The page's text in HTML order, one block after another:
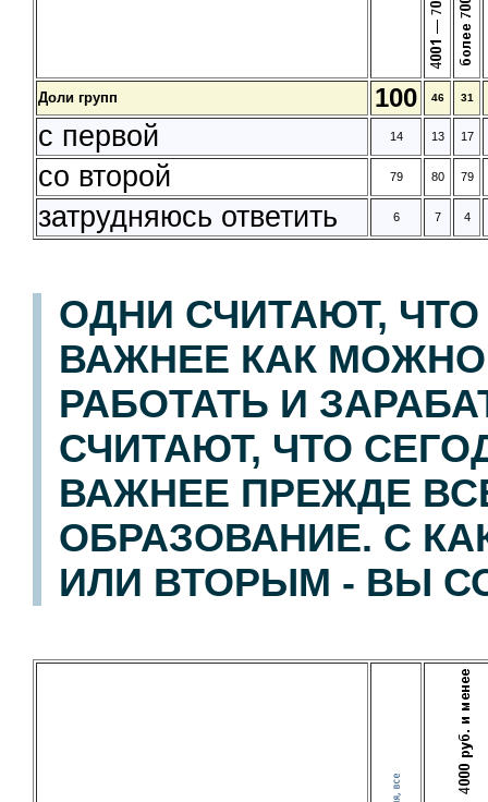
Доли групп 100 46 31
с первой 14 13 17
со второй 79 80 79
затрудняюсь ответить 6 7 4
ОДНИ СЧИТАЮТ,
ВАЖНЕЕ КАК
РАБОТАТЬ И
СЧИТАЮТ, ЧТО
ВАЖНЕЕ ПРЕЖДЕ
ОБРАЗОВАНИЕ. С
ИЛИ ВТОРЫМ - ВЫ